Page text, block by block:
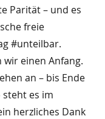
Parität – und es
freie
#unteilbar.
einen Anfang.
an – bis Ende
steht es im
herzliches Dank